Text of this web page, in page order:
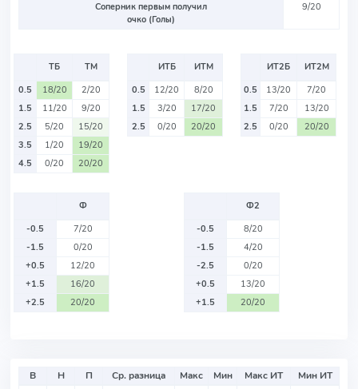
Соперник первым получил
очко (Голы)
9/20
ТБ
ТМ
0.5
18/20
2/20
1.5
11/20
9/20
2.5
5/20
15/20
3.5
1/20
19/20
4.5
0/20 20/20
ИТБ
ИТМ
0.5
12/20
8/20
1.5
3/20
17/20
2.5
0/20 20/20
ИТ2Б
ИТ2М
0.5
13/20
7/20
1.5
7/20
13/20
2.5
0/20 20/20
Ф
-0.5
7/20
-1.5
0/20
+0.5
12/20
+1.5
16/20
+2.5
20/20
Ф2
-0.5
8/20
-1.5
4/20
-2.5
0/20
+0.5
13/20
+1.5
20/20
В Н П Ср. разница Макс Мин Макс ИТ
Мин ИТ